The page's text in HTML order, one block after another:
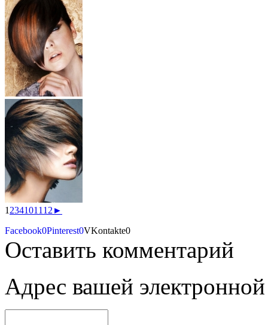
1 2341011 12 ►
Facebook0Pinterest0VKontakte0
Оставить комментарий
Адрес вашей